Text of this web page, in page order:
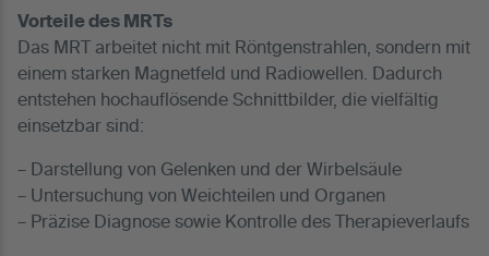
Vorteile des MRTs
Das MRT arbeitet nicht mit Röntgenstrahlen, sondern mit
einem starken Magnetfeld und Radiowellen. Dadurch
entstehen hochauflösende Schnittbilder, die vielfältig
einsetzbar sind:
– Darstellung von Gelenken und der Wirbelsäule
– Untersuchung von Weichteilen und Organen
– Präzise Diagnose sowie Kontrolle des Therapieverlaufs